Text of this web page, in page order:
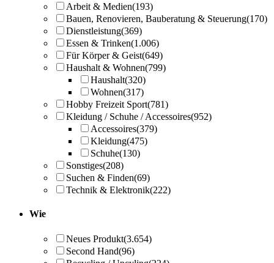
Arbeit & Medien(193)
Bauen, Renovieren, Bauberatung & Steuerung(170)
Dienstleistung(369)
Essen & Trinken(1.006)
Für Körper & Geist(649)
Haushalt & Wohnen(799)
Haushalt(320)
Wohnen(317)
Hobby Freizeit Sport(781)
Kleidung / Schuhe / Accessoires(952)
Accessoires(379)
Kleidung(475)
Schuhe(130)
Sonstiges(208)
Suchen & Finden(69)
Technik & Elektronik(222)
Wie
Neues Produkt(3.654)
Second Hand(96)